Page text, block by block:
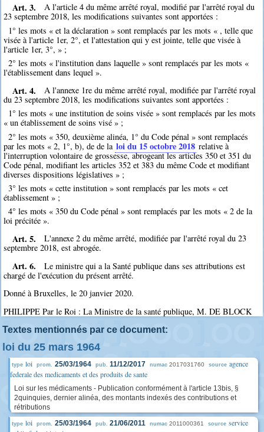
Art. 3.
A l'article 4 du même arrêté royal, modifié par l'arrêté royal du
23 septembre 2018, les modifications suivantes sont apportées :
1° les mots « et la déclaration » sont remplacés par les mots « , telle que
visée à l'article 1er, 2°, et l'attestation qui y est jointe, telle que visée à
l'article 1er, 3°, » ;
2° les mots « l'institution dans laquelle » sont remplacés par les mots «
l'établissement dans lequel ».
Art. 4.
A l'annexe 1re du même arrêté royal, modifiée par l'arrêté royal
du 23 septembre 2018, les modifications suivantes sont apportées :
1° les mots « une institution de soins visée » sont remplacés par les mots
« un établissement de soins visé » ;
2° les mots « 350, deuxième alinéa, 1° du Code pénal » sont remplacés
par les mots « 2, 1°, b), de de la loi du 15 octobre 2018 relative à
l'interruption volontaire de grossesse, abrogeant les articles 350 et 351 du
Code pénal, modifiant les articles 352 et 383 du même Code et modifiant
diverses dispositions législatives » ;
3° les mots « cette institution » sont remplacés par les mots « cet
établissement » ;
4° les mots « 350 du Code pénal » sont remplacés par les mots « 2 de la
loi précitée ».
Art. 5.
L'annexe 2 du même arrêté, modifiée par l'arrêté royal du 23
septembre 2018, est abrogée.
Art. 6.
Le ministre qui a la Santé publique dans ses attributions est
chargé de l'exécution du présent arrêté.
Donné à Bruxelles, le 20 janvier 2020.
PHILIPPE Par le Roi : La Ministre de la santé publique, M. DE BLOCK
Textes mentionnés par ce document:
loi du 25 mars 1964
type loi prom. 25/03/1964 pub. 11/12/2017 numac 2017031760 source agence
federale des medicaments et des produits de sante
Loi sur les médicaments - Publication conformément à l'article 13bis, §
2quinquies, dernier alinéa, des montants indexés des contributions et
rétributions
type loi prom. 25/03/1964 pub. 21/06/2011 numac 2011000361 source service